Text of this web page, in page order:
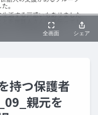
持つ保護者
親元を